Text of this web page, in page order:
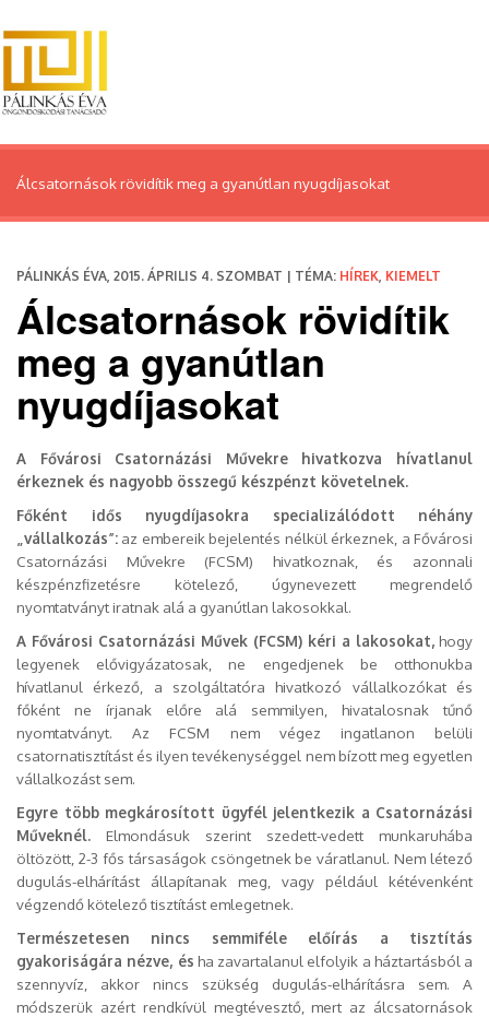
Álcsatornások rövidítik meg a gyanútlan nyugdíjasokat
PÁLINKÁS ÉVA, 2015. ÁPRILIS 4. SZOMBAT | TÉMA: HÍREK KIEMELT
Álcsatornások rövidítik
meg a gyanútlan
nyugdíjasokat
A Fővárosi Csatornázási Művekre hivatkozva hívatlanul
érkeznek és nagyobb összegű készpénzt követelnek.
Főként idős nyugdíjasokra specializálódott néhány
„vállalkozás”: az embereik bejelentés nélkül érkeznek, a Fővárosi
Csatornázási Művekre (FCSM) hivatkoznak, és azonnali
készpénzfizetésre kötelező, úgynevezett megrendelő
nyomtatványt iratnak alá a gyanútlan lakosokkal.
A Fővárosi Csatornázási Művek (FCSM) kéri a lakosokat, hogy
legyenek elővigyázatosak, ne engedjenek be otthonukba
hívatlanul érkező, a szolgáltatóra hivatkozó vállalkozókat és
főként ne írjanak előre alá semmilyen, hivatalosnak tűnő
nyomtatványt. Az FCSM nem végez ingatlanon belüli
csatornatisztítást és ilyen tevékenységgel nem bízott meg egyetlen
vállalkozást sem.
Egyre több megkárosított ügyfél jelentkezik a Csatornázási
Műveknél. Elmondásuk szerint szedett-vedett munkaruhába
öltözött, 2-3 fős társaságok csöngetnek be váratlanul. Nem létező
dugulás-elhárítást állapítanak meg, vagy például kétévenként
végzendő kötelező tisztítást emlegetnek.
Természetesen nincs semmiféle előírás a tisztítás
gyakoriságára nézve, és ha zavartalanul elfolyik a háztartásból a
szennyvíz, akkor nincs szükség dugulás-elhárításra sem. A
módszerük azért rendkívül megtévesztő, mert az álcsatornások